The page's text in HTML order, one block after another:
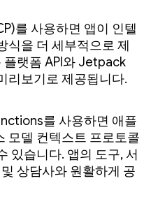
를 사용하면 앱이 인텔
식을 더 세부적으로 제
플랫폼 API와 Jetpack
리보기로 제공됩니다.
를 사용하면 애플
모델 컨텍스트 프로토콜
있습니다. 앱의 도구, 서
상담사와 원활하게 공